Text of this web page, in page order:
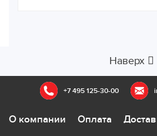
Наверх
+7 495 125-30-00
О компании Оплата